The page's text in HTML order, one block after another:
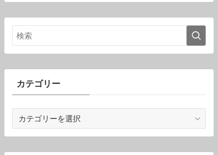
カテゴリー
ゴ
リ